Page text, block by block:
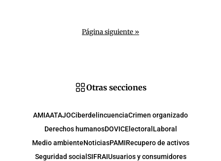
Página siguiente »
Otras secciones
AMIAATAJOCiberdelincuenciaCrimen organizado
Derechos humanosDOVICElectoral Laboral
Medio ambienteNoticiasPAMIRecupero de activos
Seguridad social SIFRAIUsuarios y consumidores